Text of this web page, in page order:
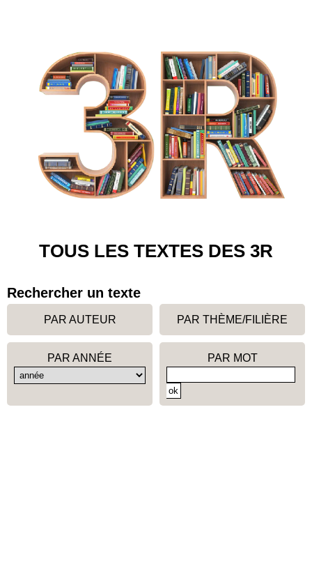
TOUS LES TEXTES DES 3R
Rechercher un texte
PAR AUTEUR PAR THÈME/FILIÈRE
PAR ANNÉE PAR MOT